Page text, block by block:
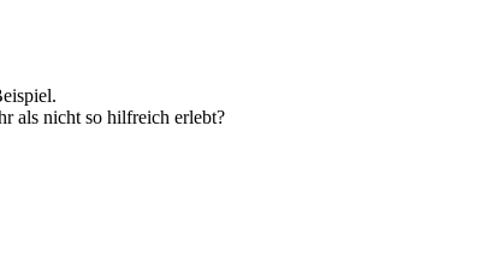
als nicht so hilfreich erlebt?